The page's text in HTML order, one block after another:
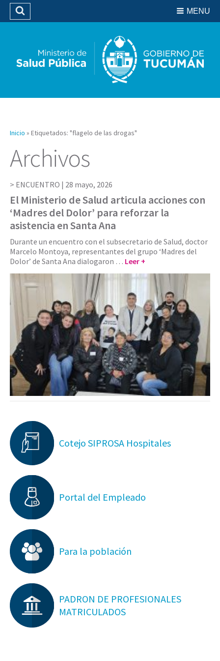
Biblioteca
MENU
Buscar
Inicio » Etiquetados: "flagelo de las drogas"
Archivos
ENCUENTRO | 28 mayo, 2026
El Ministerio de Salud articula acciones con
‘Madres del Dolor’ para reforzar la
asistencia en Santa Ana
Durante un encuentro con el subsecretario de Salud, doctor
Marcelo Montoya, representantes del grupo ‘Madres del
Dolor’ de Santa Ana dialogaron … Leer +
Cotejo SIPROSA Hospitales
Portal del Empleado
Para la población
PADRON DE PROFESIONALES
MATRICULADOS